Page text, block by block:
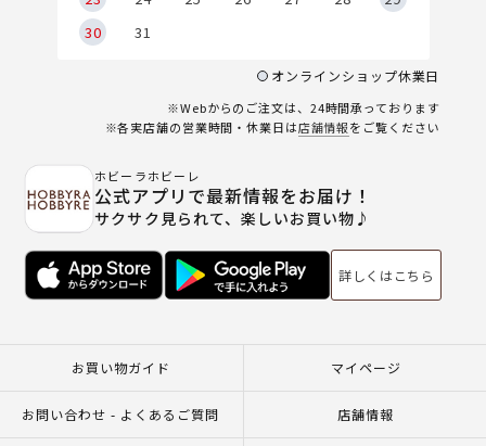
30
31
オンラインショップ休業日
※Webからのご注文は、24時間承っております
※各実店舗の営業時間・休業日は店舗情報をご覧ください
ホビーラホビーレ
公式アプリで最新情報をお届け！
サクサク見られて、楽しいお買い物♪
詳しくはこちら
お買い物ガイド マイページ
お問い合わせ - よくあるご質問 店舗情報